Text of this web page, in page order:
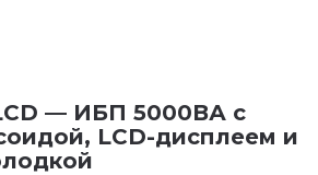
— ИБП 5000ВА с
LCD-дисплеем и